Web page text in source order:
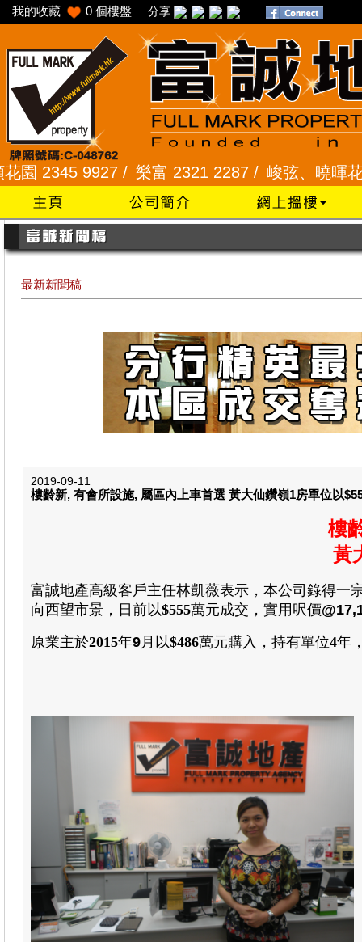
我的收藏 0 個樓盤 分享
9927 /樂富 2321 2287 /峻弦、曉暉花園
最新新聞稿
2019-09-11
樓齡新, 有會所設施, 屬區內上車首選 黃大仙鑽嶺1房單位以
樓
黃
富誠地產高級客戶主任林凱薇表示 ， 本公司錄得一
向西望市景 ，日前以$555萬元成交 ， 實用呎價
原業主於2015年9月以$486萬元購入 ， 持有單位4年